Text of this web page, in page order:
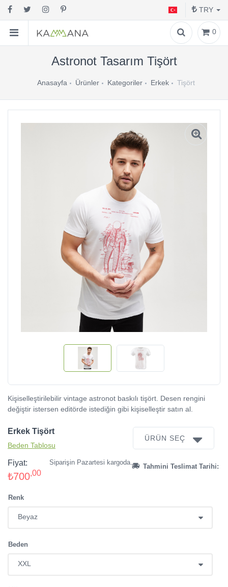
TRY
0
Astronot Tasarım Tişört
Anasayfa Ürünler Kategoriler Erkek Tişört
Kişiselleştirilebilir vintage astronot baskılı tişört. Desen rengini
değiştir istersen editörde istediğin gibi kişiselleştir satın al.
Erkek Tişört
Beden Tablosu
ÜRÜN SEÇ
Fiyat:
₺700,00
Tahmini Teslimat Tarihi:
Siparişin Pazartesi kargoda.
Renk
Beden